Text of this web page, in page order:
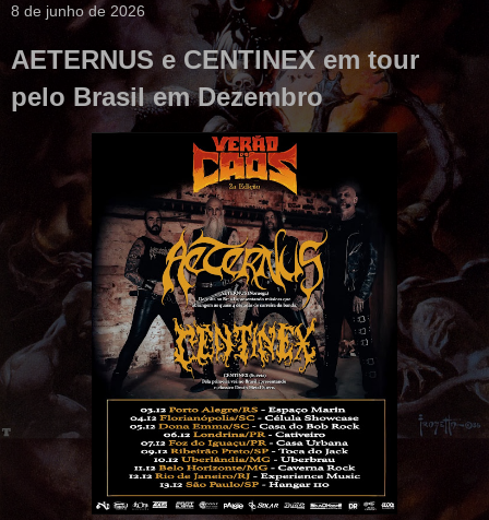
8 de junho de 2026
AETERNUS e CENTINEX em tour
pelo Brasil em Dezembro